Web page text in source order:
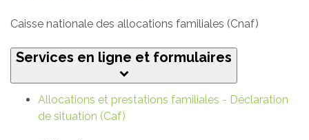
Caisse nationale des allocations familiales (Cnaf)
Services en ligne et formulaires
Allocations et prestations familiales - Déclaration
de situation (Caf)